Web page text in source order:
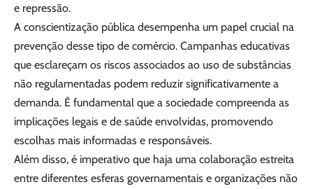
e repressão.
A conscientização pública desempenha um papel crucial na
prevenção desse tipo de comércio. Campanhas educativas
que esclareçam os riscos associados ao uso de substâncias
não regulamentadas podem reduzir significativamente a
demanda. É fundamental que a sociedade compreenda as
implicações legais e de saúde envolvidas, promovendo
escolhas mais informadas e responsáveis.
Além disso, é imperativo que haja uma colaboração estreita
entre diferentes esferas governamentais e organizações não